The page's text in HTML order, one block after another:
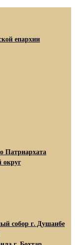
епархии
Патриархата
округ
собор г. Душанбе